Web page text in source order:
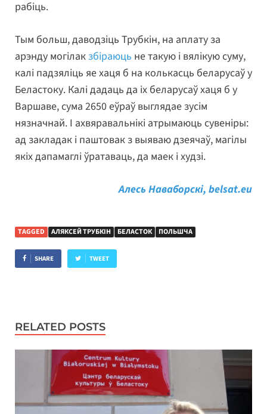
рабіць.
Тым больш, даводзіць Трубкін, на аплату за
арэнду могілак збіраюць не такую і вялікую суму,
калі падзяліць яе хаця б на колькасць беларусаў у
Беластоку. Калі дадаць да іх беларусаў хаця б у
Варшаве, сума 2650 еўраў выглядае зусім
нязначнай. І ахвяравальнікі атрымаюць сувеніры:
ад закладак і паштовак з выяваю дзеячаў, магілы
якіх дапамаглі ўратаваць, да маек і худзі.
Алесь Наваборскі, belsat.eu
TAGGED АЛЯКСЕЙ ТРУБКІН БЕЛАСТОК ПОЛЬШЧА
SHARE TWEET
RELATED POSTS